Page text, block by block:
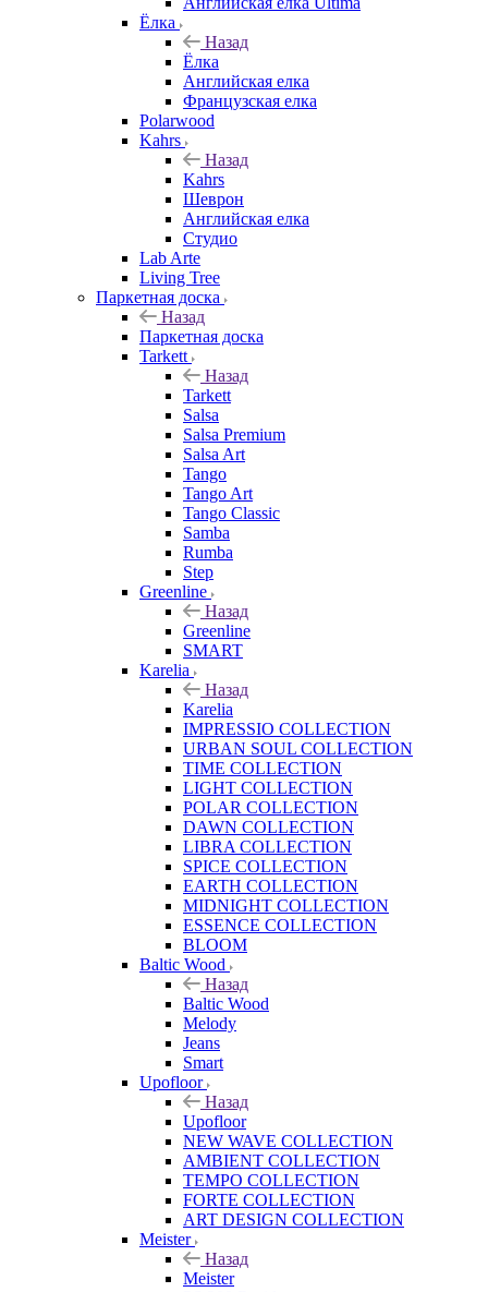
Ёлка
Назад
Ёлка
Английская елка
Французская елка
Polarwood
Kahrs
Назад
Kahrs
Шеврон
Английская елка
Студио
Lab Arte
Living Tree
Паркетная доска
Назад
Паркетная доска
Tarkett
Назад
Tarkett
Salsa
Salsa Premium
Salsa Art
Tango
Tango Art
Tango Classic
Samba
Rumba
Step
Greenline
Назад
Greenline
SMART
Karelia
Назад
Karelia
IMPRESSIO COLLECTION
URBAN SOUL COLLECTION
TIME COLLECTION
LIGHT COLLECTION
POLAR COLLECTION
DAWN COLLECTION
LIBRA COLLECTION
SPICE COLLECTION
EARTH COLLECTION
MIDNIGHT COLLECTION
ESSENCE COLLECTION
BLOOM
Baltic Wood
Назад
Baltic Wood
Melody
Jeans
Smart
Upofloor
Назад
Upofloor
NEW WAVE COLLECTION
AMBIENT COLLECTION
TEMPO COLLECTION
FORTE COLLECTION
ART DESIGN COLLECTION
Meister
Назад
Meister